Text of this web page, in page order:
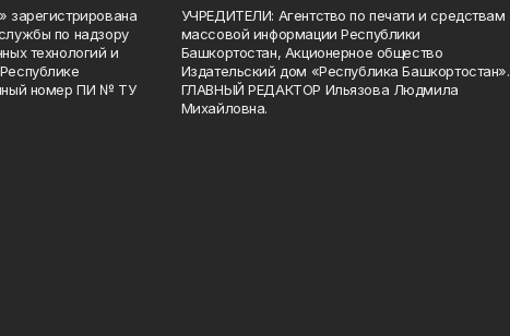
зарегистрирована
по надзору
технологий и
номер ПИ № ТУ
УЧРЕДИТЕЛИ: Агентство по печати и средствам
массовой информации Республики
Башкортостан, Акционерное общество
Издательский дом «Республика Башкортостан».
ГЛАВНЫЙ РЕДАКТОР Ильязова Людмила
Михайловна.